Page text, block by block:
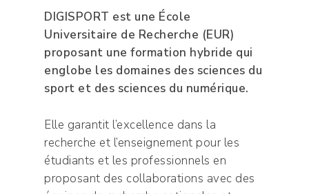
DIGISPORT est une École
Universitaire de Recherche (EUR)
proposant une formation hybride qui
englobe les domaines des sciences du
sport et des sciences du numérique.
Elle garantit l’excellence dans la
recherche et l’enseignement pour les
étudiants et les professionnels en
proposant des collaborations avec des